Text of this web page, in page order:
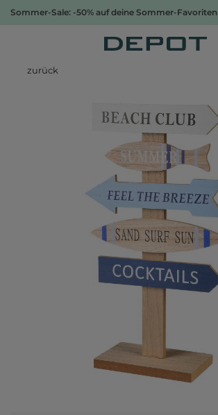
Sommer-Sale: -50% auf deine Sommer-Favoriten
zurück